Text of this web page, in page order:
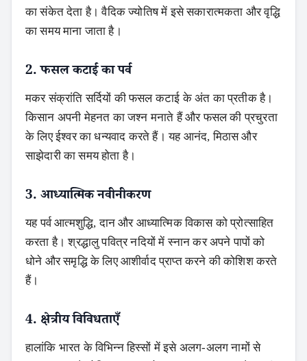
का संकेत देता है। वैदिक ज्योतिष में इसे सकारात्मकता और वृद्धि
का समय माना जाता है।
2. फसल कटाई का पर्व
मकर संक्रांति सर्दियों की फसल कटाई के अंत का प्रतीक है।
किसान अपनी मेहनत का जश्न मनाते हैं और फसल की प्रचुरता
के लिए ईश्वर का धन्यवाद करते हैं। यह आनंद, मिठास और
साझेदारी का समय होता है।
3. आध्यात्मिक नवीनीकरण
यह पर्व आत्मशुद्धि, दान और आध्यात्मिक विकास को प्रोत्साहित
करता है। श्रद्धालु पवित्र नदियों में स्नान कर अपने पापों को
धोने और समृद्धि के लिए आशीर्वाद प्राप्त करने की कोशिश करते
हैं।
4. क्षेत्रीय विविधताएँ
हालांकि भारत के विभिन्न हिस्सों में इसे अलग-अलग नामों से